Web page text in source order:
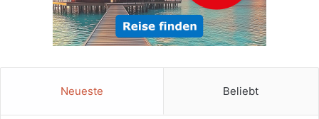
Neueste Beliebt